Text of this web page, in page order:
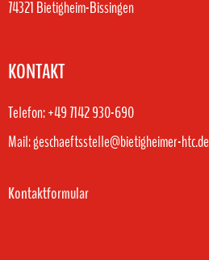
74321 Bietigheim-Bissingen
KONTAKT
Telefon: +49 7142 930-690
Mail: geschaeftsstelle@bietigheimer-htc.de
Kontaktformular